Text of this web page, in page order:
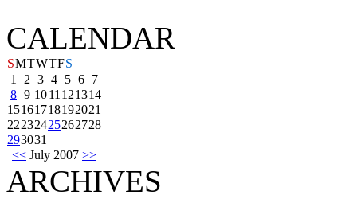
CALENDAR
SMTWTFS
1
2 3 4 5 6 7
8 9 1011 121314
15161718192021
22232425262728
293031
<< July 2007 >>
ARCHIVES